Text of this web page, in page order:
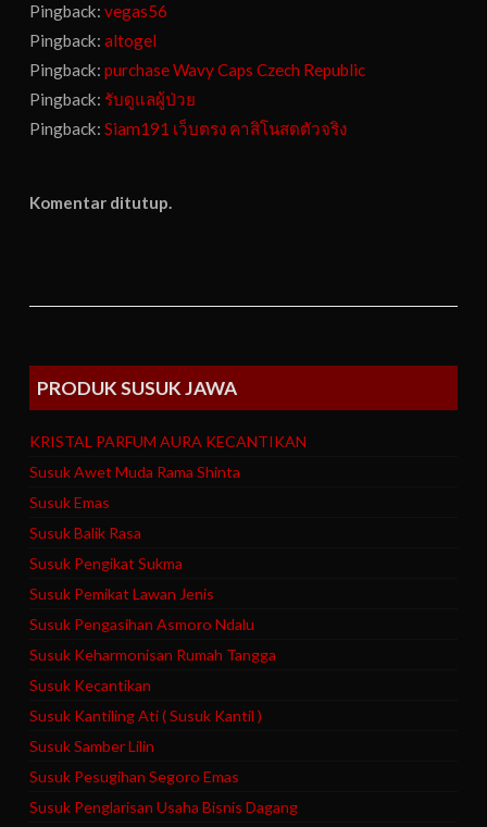
Pingback:vegas56
Pingback:altogel
Pingback:purchase Wavy Caps Czech Republic
Pingback: รับดูแลผู้ป่วย
Pingback:Siam191 เว็บตรง คาสิโนสดตัวจริง
Komentar ditutup.
PRODUK SUSUK JAWA
KRISTAL PARFUM AURA KECANTIKAN
Susuk Awet Muda Rama Shinta
Susuk Emas
Susuk Balik Rasa
Susuk Pengikat Sukma
Susuk Pemikat Lawan Jenis
Susuk Pengasihan Asmoro Ndalu
Susuk Keharmonisan Rumah Tangga
Susuk Kecantikan
Susuk Kantiling Ati ( Susuk Kantil )
Susuk Samber Lilin
Susuk Pesugihan Segoro Emas
Susuk Penglarisan Usaha Bisnis Dagang